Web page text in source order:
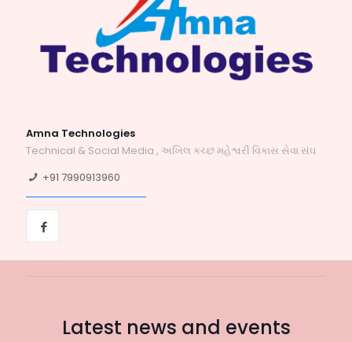
Amna Technologies
Technical & Social Media , અખિલ કચ્છ મહેશ્વરી વિકાસ સેવા સંઘ
+91 7990913960
Latest news and events